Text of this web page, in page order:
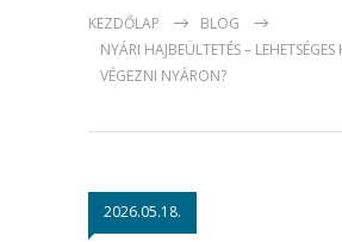
KEZDŐLAP
BLOG
NYÁRI HAJBEÜLTETÉS – LEHETSÉGES
VÉGEZNI NYÁRON?
2026.05.18.